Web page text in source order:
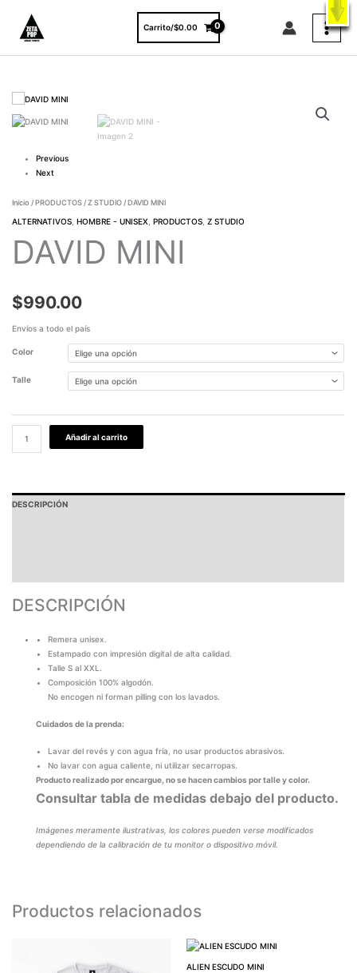
X
VER PRODUCTOS
contenido
Carrito/$0.00
Previous
Next
Inicio / PRODUCTOS/Z STUDIO/ DAVID MINI
ALTERNATIVOS ,HOMBRE - UNISEX ,PRODUCTOS ,Z STUDIO
DAVID MINI
$990.00
Envíos a todo el país
Color
Talle
DAVID
MINI
cantidad
Añadir al carrito
DESCRIPCIÓN
DESCRIPCIÓN
Remera unisex.
Estampado con impresión digital de alta calidad.
Talle S al XXL.
Composición 100% algodón.
No encogen ni forman pilling con los lavados.
Cuidados de la prenda:
Lavar del revés y con agua fría, no usar productos abrasivos.
No lavar con agua caliente, ni utilizar secarropas.
Producto realizado por encargue, no se hacen cambios por talle y color.
Consultar tabla de medidas debajo del producto.
Imágenes meramente ilustrativas, los colores pueden verse modificados
dependiendo de la calibración de tu monitor o dispositivo móvil.
Productos relacionados
ALIEN ESCUDO MINI